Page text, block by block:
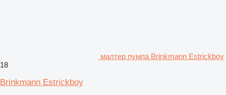
малтер пумпа Brinkmann Estrickboy
18
Brinkmann Estrickboy